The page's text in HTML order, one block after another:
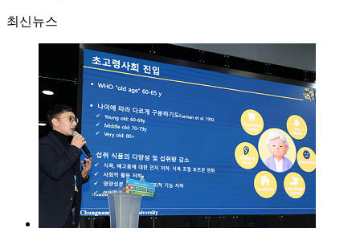
최신뉴스